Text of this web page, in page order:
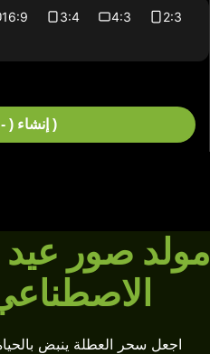
16:9 3:4 4:3
2:3
إنشاء ( - 4 نقاط )
مولد صور عيد
اجعل سحر العطلة ينبض